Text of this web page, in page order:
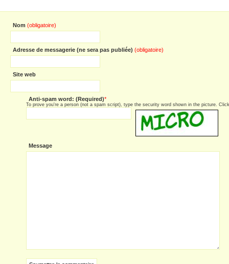
Nom (obligatoire)
Adresse de messagerie (ne sera pas publiée) (obligatoire)
Site web
Anti-spam word: (Required)*
To prove you're a person (not a spam script), type the security word shown in the picture.
Message